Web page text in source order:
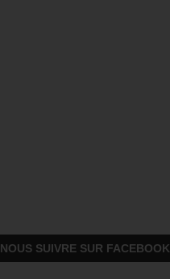
NOUS SUIVRE SUR FACEBOOK